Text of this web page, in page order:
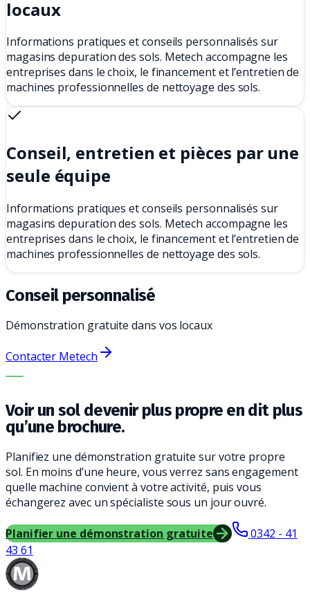
locaux
Informations pratiques et conseils personnalisés sur
magasins depuration des sols. Metech accompagne les
entreprises dans le choix, le financement et l’entretien de
machines professionnelles de nettoyage des sols.
Conseil, entretien et pièces par une
seule équipe
Informations pratiques et conseils personnalisés sur
magasins depuration des sols. Metech accompagne les
entreprises dans le choix, le financement et l’entretien de
machines professionnelles de nettoyage des sols.
Conseil personnalisé
Démonstration gratuite dans vos locaux
Contacter Metech
LA BONNE MACHINE. LE MEILLEUR SERVICE.
Voir un sol devenir plus propre en dit plus
qu’une brochure.
Planifiez une démonstration gratuite sur votre propre
sol. En moins d’une heure, vous verrez sans engagement
quelle machine convient à votre activité, puis vous
échangerez avec un spécialiste sous un jour ouvré.
Planifier une démonstration gratuite
0342 - 41
43 61